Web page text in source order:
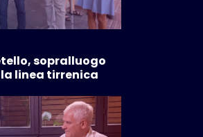
sopralluogo
linea tirrenica